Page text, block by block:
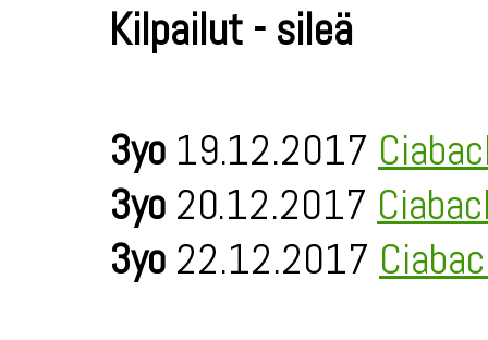
Kilpailut - sileä
3yo 19.12.2017
3yo 20.12.2017
3yo 22.12.2017